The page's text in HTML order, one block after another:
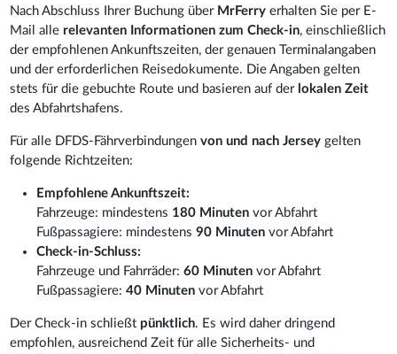
Nach Abschluss Ihrer Buchung über MrFerry erhalten Sie per E-
Mail alle relevanten Informationen zum Check-in, einschließlich
der empfohlenen Ankunftszeiten, der genauen Terminalangaben
und der erforderlichen Reisedokumente. Die Angaben gelten
stets für die gebuchte Route und basieren auf der lokalen Zeit
des Abfahrtshafens.
Für alle DFDS-Fährverbindungenvon und nach Jersey gelten
folgende Richtzeiten:
Empfohlene Ankunftszeit:
Fahrzeuge: mindestens 180 Minuten vor Abfahrt
Fußpassagiere: mindestens90 Minuten vor Abfahrt
Check-in-Schluss:
Fahrzeuge und Fahrräder:60 Minuten vor Abfahrt
Fußpassagiere:40 Minuten vor Abfahrt
Der Check-in schließt pünktlich. Es wird daher dringend
empfohlen, ausreichend Zeit für alle Sicherheits- und